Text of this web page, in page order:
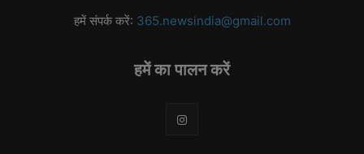
हमें संपर्क करें: 365.newsindia@gmail.com
हमें का पालन करें